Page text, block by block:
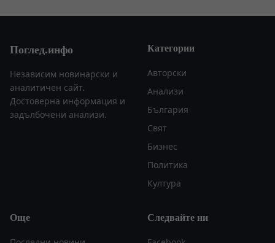
Поглед.инфо
Независим новинарски и
аналитичен сайт.
Достоверна информация и
задълбочени анализи.
Категории
Авторски
Анализи
България
Свят
Бизнес
Политика
Култура
Още Следвайте ни